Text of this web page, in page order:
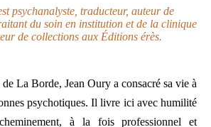
psychanalyste, traducteur, auteur de
du soin en institution et de la clinique
de collections aux Éditions érès.
La Borde, Jean Oury a consacré sa vie à
psychotiques. Il livre ici avec humilité
à la fois professionnel et